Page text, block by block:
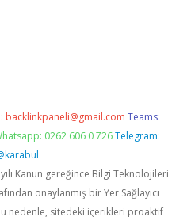
backlinkpaneli@gmail.com Teams:
0262 606 0 726 Telegram:
Kanun gereğince Bilgi Teknolojileri
onaylanmış bir Yer Sağlayıcı
nedenle, sitedeki içerikleri proaktif